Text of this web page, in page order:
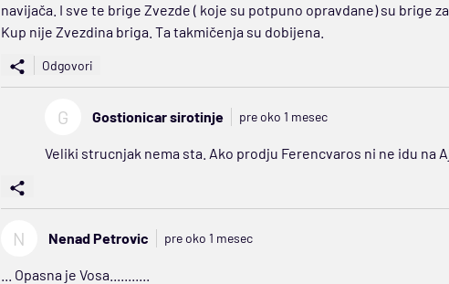
navijača. I sve te brige Zvezde ( koje su potpuno opravdane) su brige
Kup nije Zvezdina briga. Ta takmičenja su dobijena.
Odgovori
G Gostionicar sirotinje pre oko 1 mesec
Veliki strucnjak nema sta. Ako prodju Ferencvaros ni ne idu na
N Nenad Petrovic pre oko 1 mesec
... Opasna je Vosa...........